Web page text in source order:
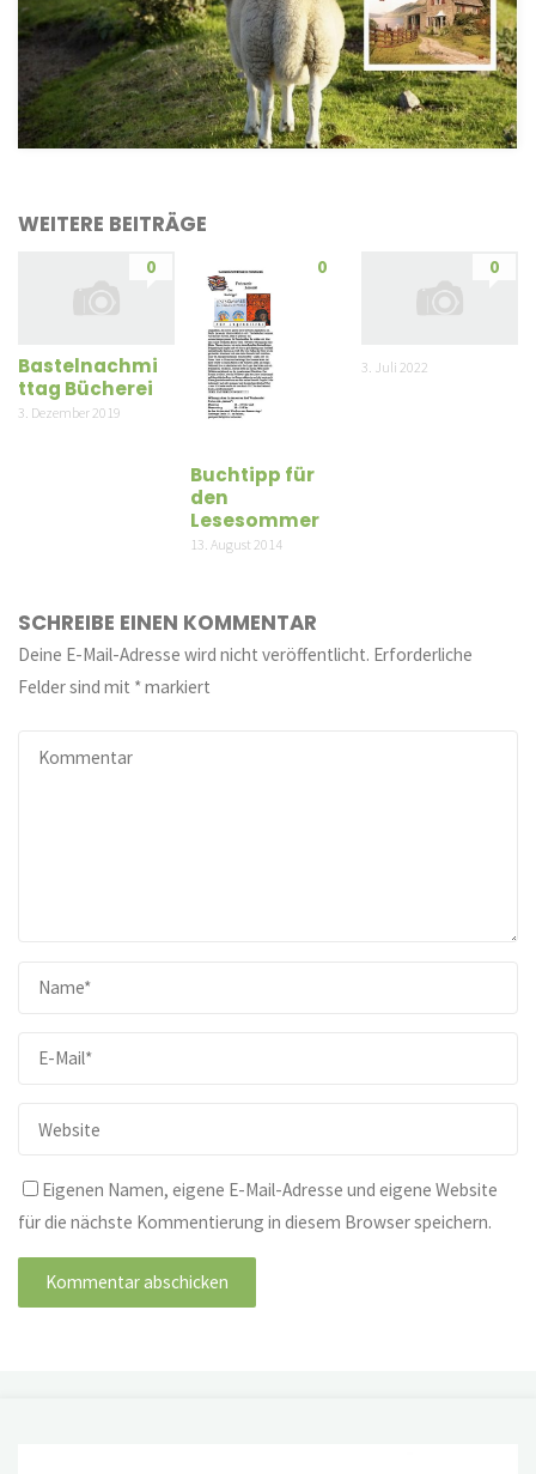
WEITERE BEITRÄGE
0
Bastelnachmi
ttag Bücherei
3. Dezember 2019
0
Buchtipp für
den
Lesesommer
13. August 2014
0
3. Juli 2022
SCHREIBE EINEN KOMMENTAR
Deine E-Mail-Adresse wird nicht veröffentlicht. Erforderliche
Felder sind mit *markiert
Eigenen Namen, eigene E-Mail-Adresse und eigene Website
für die nächste Kommentierung in diesem Browser speichern.